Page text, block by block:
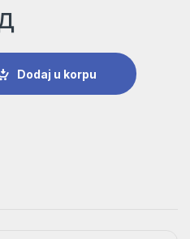
količina
Dodaj u korpu